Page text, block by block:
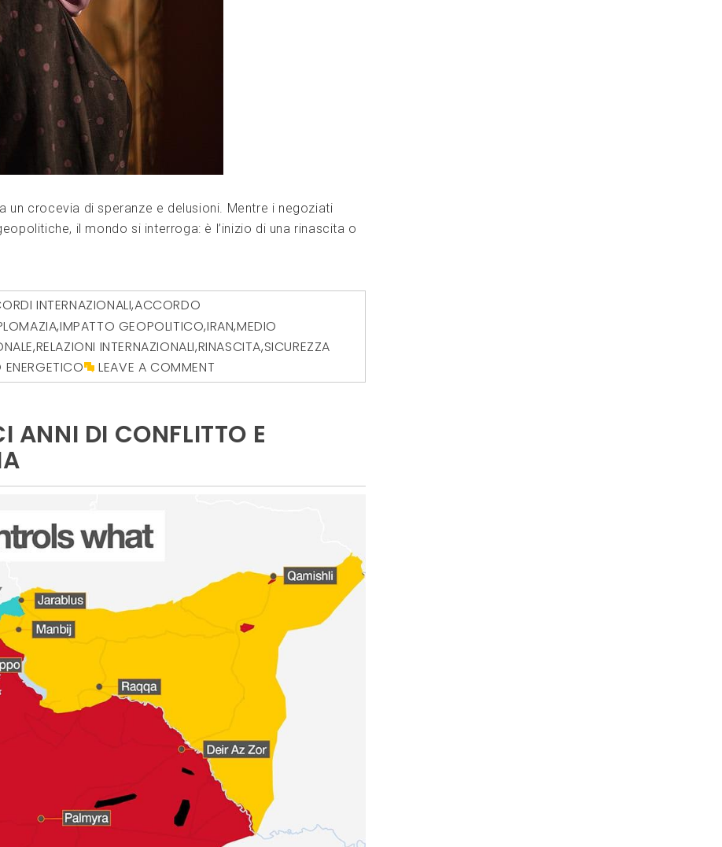
un crocevia di speranze e delusioni. Mentre i negoziati
il mondo si interroga: è l’inizio di una rinascita o
INTERNAZIONALI,ACCORDO
,IMPATTO GEOPOLITICO,IRAN,MEDIO
,RELAZIONI INTERNAZIONALI,RINASCITA,SICUREZZA
ENERGETICO LEAVE A COMMENT
ANNI DI CONFLITTO E